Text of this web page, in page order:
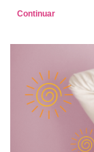
Continuar